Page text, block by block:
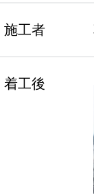
施工者
着工後